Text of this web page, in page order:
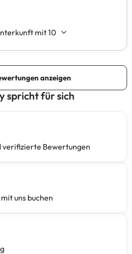
spricht für sich
verifizierte Bewertungen
uns buchen